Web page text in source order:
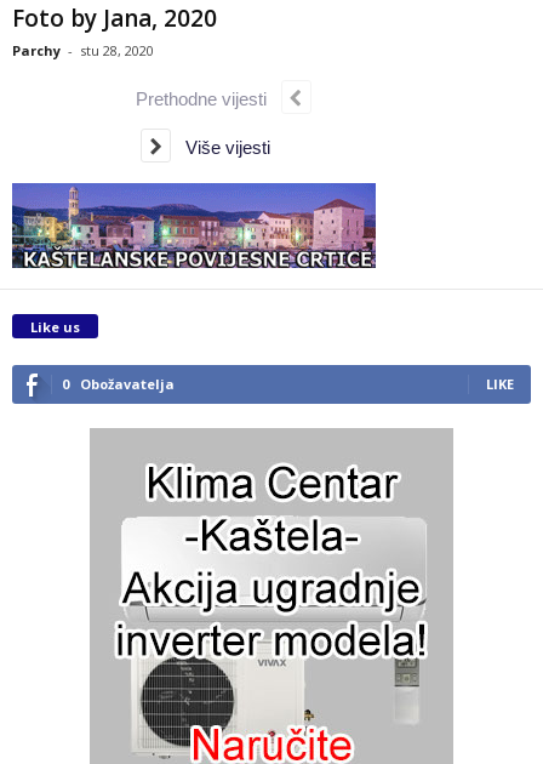
Foto by Jana, 2020
Parchy - stu 28, 2020
Prethodne vijesti
Više vijesti
Like us
0 Obožavatelja LIKE